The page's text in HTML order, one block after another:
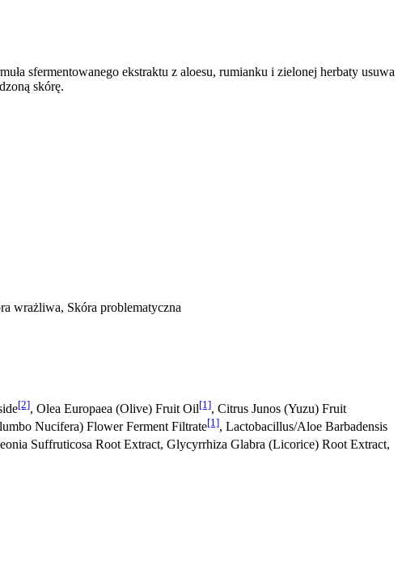
sfermentowanego ekstraktu z aloesu, rumianku i zielonej herbaty usuwa
skórę.
wrażliwa, Skóra problematyczna
[2], Olea Europaea (Olive) Fruit Oil[1], Citrus Junos (Yuzu) Fruit
Nucifera) Flower Ferment Filtrate[1], Lactobacillus/Aloe Barbadensis
Suffruticosa Root Extract, Glycyrrhiza Glabra (Licorice) Root Extract,